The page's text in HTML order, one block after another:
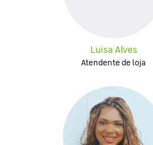
Luisa Alves
Atendente de loja